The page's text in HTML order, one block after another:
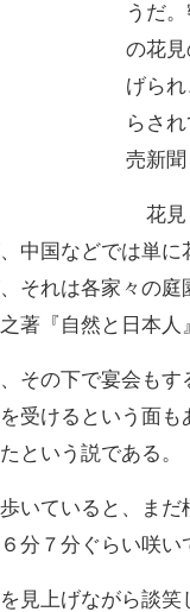
うだ
の花
げら
らさ
売新聞
花見
中国などでは単
それは各家々の
著『自然と日本人
その下で宴会もす
受けるという面も
という説である。
いていると、まだ
分７分ぐらい咲い
見上げながら談笑